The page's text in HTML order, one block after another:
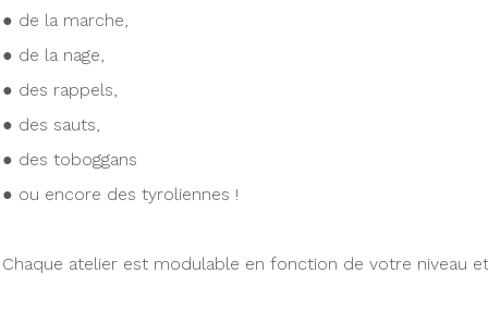
● de la marche,
● de la nage,
● des rappels,
● des sauts,
● des toboggans
● ou encore des tyroliennes !
Chaque atelier est modulable en fonction de votre niveau